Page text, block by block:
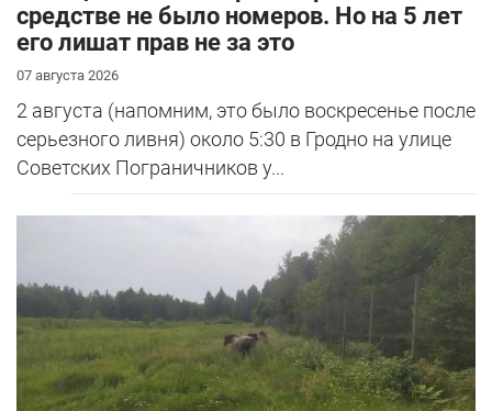
средстве не было номеров. Но на 5 лет
его лишат прав не за это
07 августа 2026
2 августа (напомним, это было воскресенье после
серьезного ливня) около 5:30 в Гродно на улице
Советских Пограничников у...